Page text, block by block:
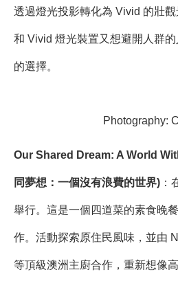
透過燈光投影轉化為 Vivid 的壯
和 Vivid 燈光裝置又想避開人群
的選擇。
Photography:
Our Shared Dream: A World
同夢想：一個沒有浪費的世界) ：
舉行。這是一個四道菜的素食晚
作。活動探索原住民風味，並由
等頂級澳洲主廚合作，重新想像